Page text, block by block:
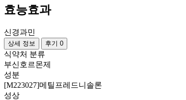
효능효과
신경과민
상세 정보 후기 0
식약처 분류
부신호르몬제
성분
[M223027]메틸프레드니솔론
성상